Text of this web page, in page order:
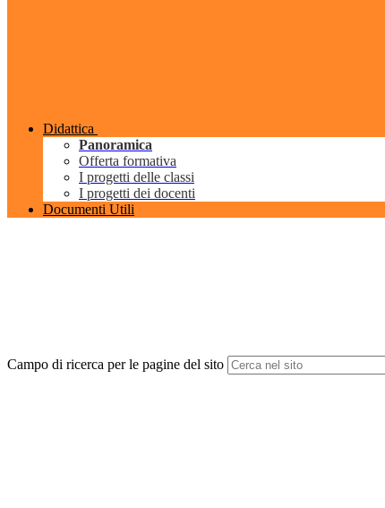
Didattica
Panoramica
Offerta formativa
I progetti delle classi
I progetti dei docenti
Documenti Utili
Campo di ricerca per le pagine del sito